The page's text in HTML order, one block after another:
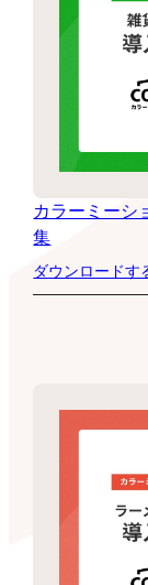
カラーミーシ
集
ダウンロードす